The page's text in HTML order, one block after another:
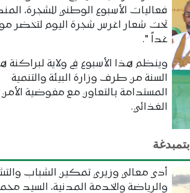
فعاليات الأسبوع الوطني للشجرة،
تحت شعار اغرس شجرة اليوم لتخضر
غداً ".
وينظم هذا الأسبوع في ولاية لبراكنة
السنة من طرف وزارة البيئة والتنمية
المستدامة بالتعاون مع مفوضية الأمن
الغذائي.
أدى معالي وزيري تمكين الشباب
والرياضة والخدمة المدنية، السيد